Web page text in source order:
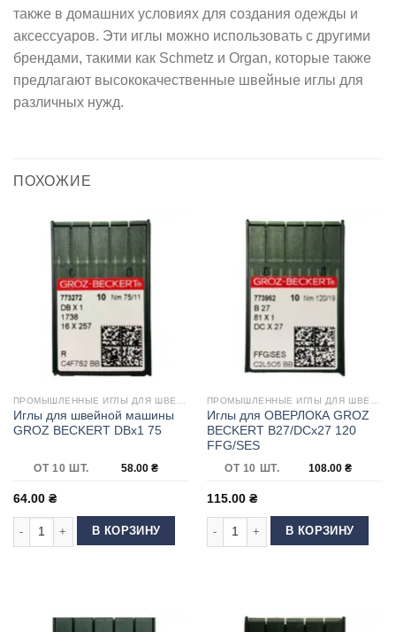
также в домашних условиях для создания одежды и
аксессуаров. Эти иглы можно использовать с другими
брендами, такими как Schmetz и Organ, которые также
предлагают высококачественные швейные иглы для
различных нужд.
ПОХОЖИЕ
Иглы для швейной машины
GROZ BECKERT DBx1 75
ОТ 10 ШТ. 58.00 ₴
64.00 ₴
Количество товара Иглы для швейной машины GROZ BECKERT DBx1 75
В КОРЗИНУ
Иглы для ОВЕРЛОКА GROZ
BECKERT B27/DCx27 120
FFG/SES
ОТ 10 ШТ. 108.00 ₴
115.00 ₴
Количество товара Иглы для
В КОРЗИНУ